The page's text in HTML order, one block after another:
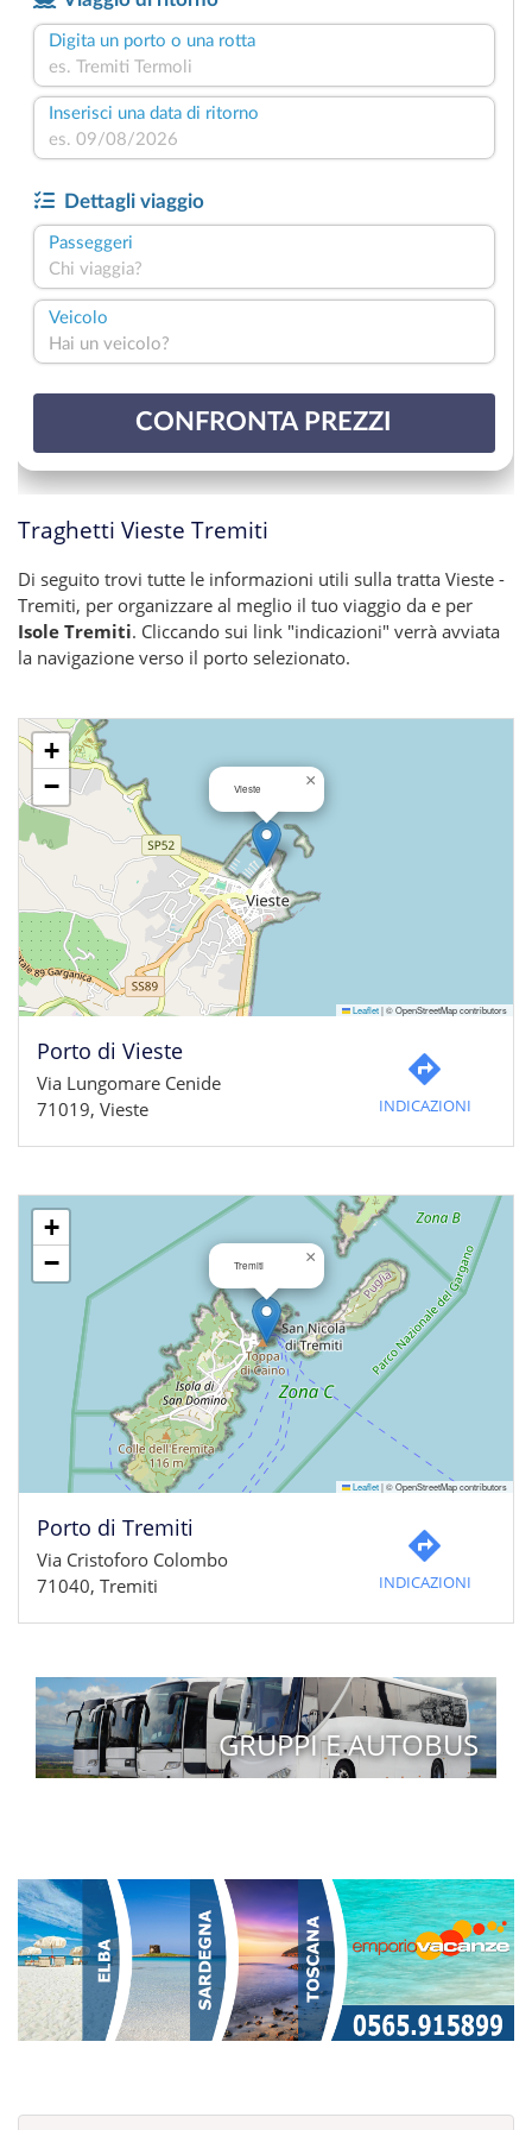
Traghetti Vieste Tremiti
Di seguito trovi tutte le informazioni utili sulla tratta Vieste -
Tremiti, per organizzare al meglio il tuo viaggio da e per
Isole Tremiti. Cliccando sui link "indicazioni" verrà avviata
la navigazione verso il porto selezionato.
Vieste ×
+
−
Leaflet|© OpenStreetMap contributors
Porto di Vieste
Via Lungomare Cenide
71019, Vieste
INDICAZIONI
Tremiti ×
+
−
Leaflet|© OpenStreetMap contributors
Porto di Tremiti
Via Cristoforo Colombo
71040, Tremiti
INDICAZIONI
GRUPPI E AUTOBUS